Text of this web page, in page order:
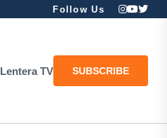
Follow Us
Lentera TV SUBSCRIBE